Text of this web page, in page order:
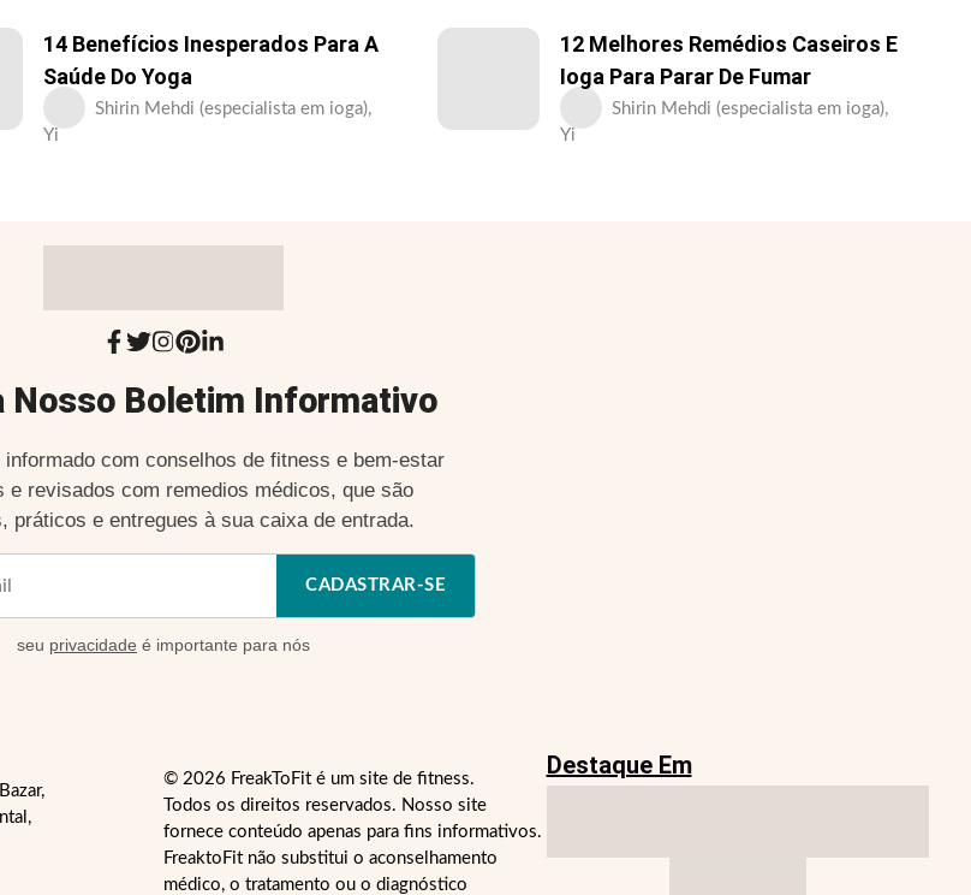
14 Benefícios Inesperados Para A
Saúde Do Yoga
Shirin Mehdi (especialista em ioga),
Yi
12 Melhores Remédios Caseiros E
Ioga Para Parar De Fumar
Shirin Mehdi (especialista em ioga),
Yi
Nosso Boletim Informativo
informado com conselhos de fitness e bem-estar
e revisados com remedios médicos, que são
práticos e entregues à sua caixa de entrada.
CADASTRAR-SE
seu privacidade é importante para nós
© 2026 FreakToFit é um site de fitness.
Todos os direitos reservados. Nosso site
fornece conteúdo apenas para fins informativos.
FreaktoFit não substitui o aconselhamento
médico, o tratamento ou o diagnóstico
Destaque Em